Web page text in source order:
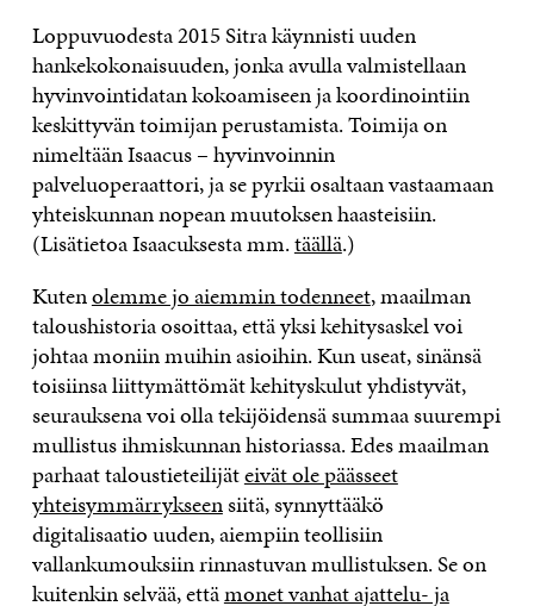
Loppuvuodesta 2015 Sitra käynnisti uuden
hankekokonaisuuden, jonka avulla valmistellaan
hyvinvointidatan kokoamiseen ja koordinointiin
keskittyvän toimijan perustamista. Toimija on
nimeltään Isaacus – hyvinvoinnin
palveluoperaattori, ja se pyrkii osaltaan vastaamaan
yhteiskunnan nopean muutoksen haasteisiin.
(Lisätietoa Isaacuksesta mm.täällä.)
Kutenolemme jo aiemmin todenneet, maailman
taloushistoria osoittaa, että yksi kehitysaskel voi
johtaa moniin muihin asioihin. Kun useat, sinänsä
toisiinsa liittymättömät kehityskulut yhdistyvät,
seurauksena voi olla tekijöidensä summaa suurempi
mullistus ihmiskunnan historiassa. Edes maailman
parhaat taloustieteilijäteivät ole päässeet
yhteisymmärrykseensiitä, synnyttääkö
digitalisaatio uuden, aiempiin teollisiin
vallankumouksiin rinnastuvan mullistuksen. Se on
kuitenkin selvää, ettämonet vanhat ajattelu- ja